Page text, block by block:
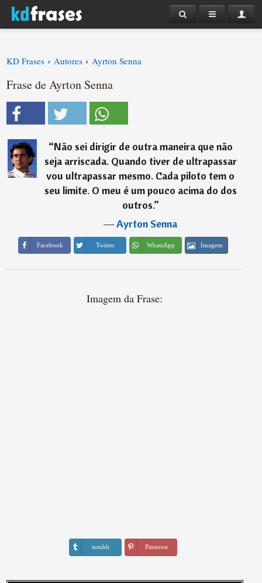
KD Frases › Autores › Ayrton Senna
Frase de Ayrton Senna
“Não sei dirigir de outra maneira que não
seja arriscada. Quando tiver de ultrapassar
vou ultrapassar mesmo. Cada piloto tem o
seu limite. O meu é um pouco acima do dos
outros.”
―Ayrton Senna
Facebook Twitter WhatsApp Imagem
Imagem da Frase:
tumblr Pinterest